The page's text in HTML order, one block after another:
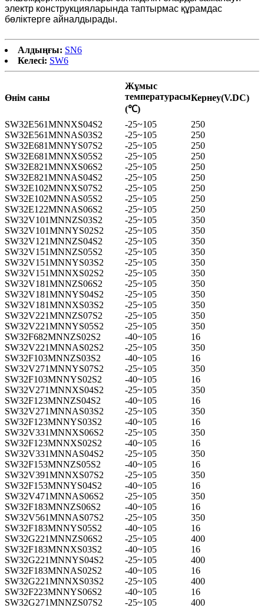
электр конструкцияларында таптырмас құрамдас
бөліктерге айналдырады.
Алдыңғы: SN6
Келесі: SW6
Өнім саны
Жұмыс
температурасы
(℃)
Кернеу(V.DC)
SW32E561MNNXS04S2 -25~105
250
SW32E561MNNAS03S2
-25~105
250
SW32E681MNNYS07S2
-25~105
250
SW32E681MNNXS05S2
-25~105
250
SW32E821MNNXS06S2
-25~105
250
SW32E821MNNAS04S2
-25~105
250
SW32E102MNNXS07S2
-25~105
250
SW32E102MNNAS05S2
-25~105
250
SW32E122MNNAS06S2
-25~105
250
SW32V101MNNZS03S2
-25~105
350
SW32V101MNNYS02S2
-25~105
350
SW32V121MNNZS04S2
-25~105
350
SW32V151MNNZS05S2
-25~105
350
SW32V151MNNYS03S2
-25~105
350
SW32V151MNNXS02S2
-25~105
350
SW32V181MNNZS06S2
-25~105
350
SW32V181MNNYS04S2
-25~105
350
SW32V181MNNXS03S2
-25~105
350
SW32V221MNNZS07S2
-25~105
350
SW32V221MNNYS05S2
-25~105
350
SW32F682MNNZS02S2
-40~105
16
SW32V221MNNAS02S2
-25~105
350
SW32F103MNNZS03S2
-40~105
16
SW32V271MNNYS07S2
-25~105
350
SW32F103MNNYS02S2
-40~105
16
SW32V271MNNXS04S2
-25~105
350
SW32F123MNNZS04S2
-40~105
16
SW32V271MNNAS03S2
-25~105
350
SW32F123MNNYS03S2
-40~105
16
SW32V331MNNXS06S2
-25~105
350
SW32F123MNNXS02S2
-40~105
16
SW32V331MNNAS04S2
-25~105
350
SW32F153MNNZS05S2
-40~105
16
SW32V391MNNXS07S2
-25~105
350
SW32F153MNNYS04S2
-40~105
16
SW32V471MNNAS06S2
-25~105
350
SW32F183MNNZS06S2
-40~105
16
SW32V561MNNAS07S2
-25~105
350
SW32F183MNNYS05S2
-40~105
16
SW32G221MNNZS06S2
-25~105
400
SW32F183MNNXS03S2
-40~105
16
SW32G221MNNYS04S2
-25~105
400
SW32F183MNNAS02S2
-40~105
16
SW32G221MNNXS03S2
-25~105
400
SW32F223MNNYS06S2
-40~105
16
SW32G271MNNZS07S2
-25~105 400